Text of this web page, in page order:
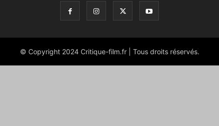
© Copyright 2024 Critique-film.fr | Tous droits réservés.